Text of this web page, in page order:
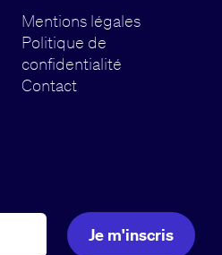
Mentions légales
Politique de
confidentialité
Contact
Je m'inscris